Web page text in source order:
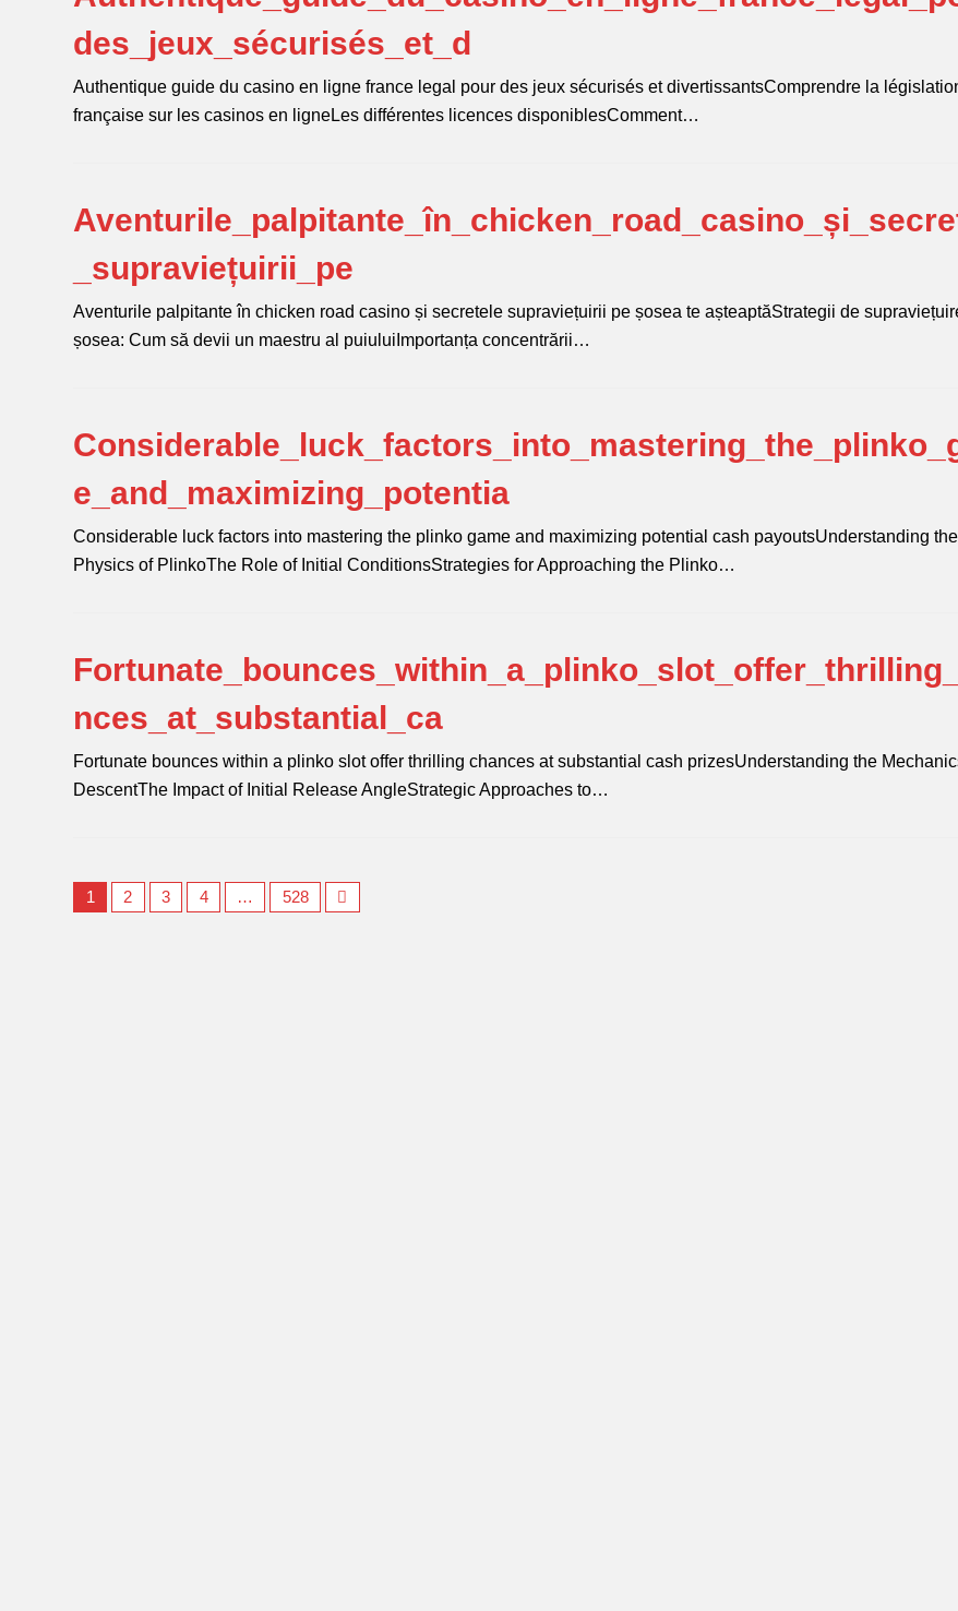
des_jeux_sécurisés_et_d
Authentique guide du casino en ligne france legal pour des jeux sécurisés et divertissantsComprendre la
française sur les casinos en ligneLes différentes licences disponiblesComment…
_supraviețuirii_pe
Aventurile palpitante în chicken road casino și secretele supraviețuirii pe șosea te așteaptăStrategii de
șosea: Cum să devii un maestru al puiuluiImportanța concentrării…
e_and_maximizing_potentia
Considerable luck factors into mastering the plinko game and maximizing potential cash payoutsUnderstanding the
Physics of PlinkoThe Role of Initial ConditionsStrategies for Approaching the Plinko…
nces_at_substantial_ca
Fortunate bounces within a plinko slot offer thrilling chances at substantial cash prizesUnderstanding the
DescentThe Impact of Initial Release AngleStrategic Approaches to…
1 2 3 4 … 528